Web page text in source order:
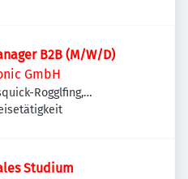
Key Account Manager B2B (M/W/D)
GmbH
Rogglfing,
Studium